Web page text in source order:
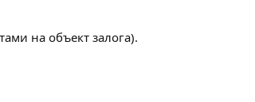
на объект залога).